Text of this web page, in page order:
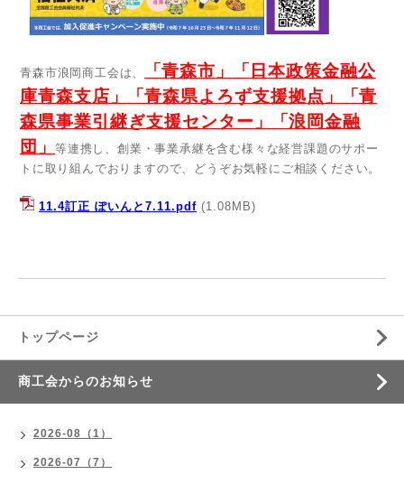
青森市浪岡商工会は、 「青森市 」 「 日本政策金融公
庫青森支店 」 「 青森県よろず支援拠点 」 「 青
森県事業引継ぎ支援センター 」 「 浪岡金融
団 」
等連携し、創業・事業承継を含む様々な経営課題のサポー
トに取り組んでおりますので、どうぞお気軽にご相談ください。
11.4訂正 ぽいんと7.11.pdf (1.08MB)
トップページ
商工会からのお知らせ
2026-08（1）
2026-07（7）